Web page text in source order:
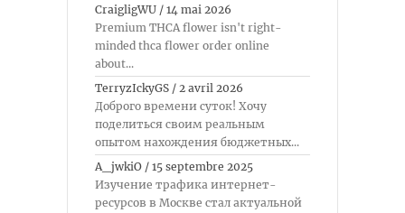
CraigligWU / 14 mai 2026
Premium THCA flower isn't right-
minded thca flower order online
about...
TerryzIckyGS / 2 avril 2026
Доброго времени суток! Хочу
поделиться своим реальным
опытом нахождения бюджетных...
A_jwkiO / 15 septembre 2025
Изучение трафика интернет-
ресурсов в Москве стал актуальной